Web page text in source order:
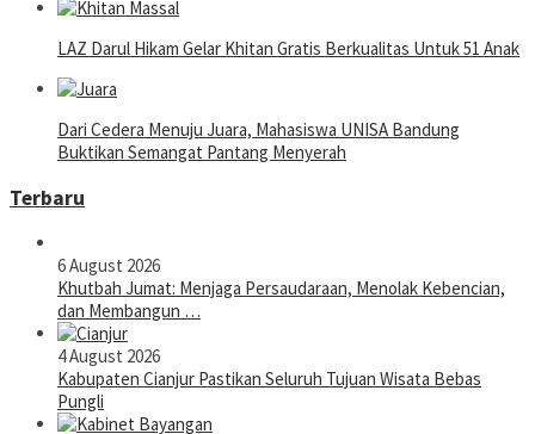
LAZ Darul Hikam Gelar Khitan Gratis Berkualitas Untuk 51 Anak
Dari Cedera Menuju Juara, Mahasiswa UNISA Bandung
Buktikan Semangat Pantang Menyerah
Terbaru
6 August 2026
Khutbah Jumat: Menjaga Persaudaraan, Menolak Kebencian,
dan Membangun …
4 August 2026
Kabupaten Cianjur Pastikan Seluruh Tujuan Wisata Bebas
Pungli